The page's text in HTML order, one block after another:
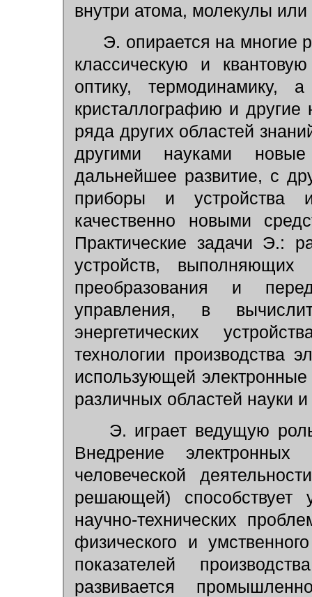
внутри атома, молекулы
Э. опирается на многие
классическую и
оптику, термодинамику,
кристаллографию и другие
ряда других областей
другими науками
дальнейшее развитие, с
приборы и устройства
качественно новыми
Практические задачи Э.:
устройств,
преобразования и
управления, в
энергетических
технологии производства
использующей
различных областей науки и
Э. играет ведущую
Внедрение
человеческой
решающей) способствует
научно-технических
физического и
показателей
развивается